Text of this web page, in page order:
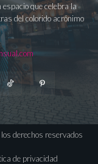
que celebra la
del colorido acrónimo
derechos reservados
de privacidad